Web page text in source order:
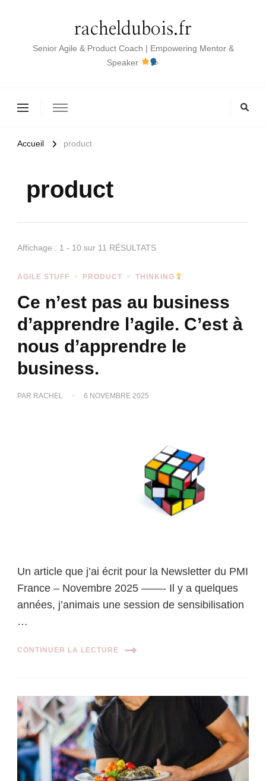
racheldubois.fr
Senior Agile & Product Coach | Empowering Mentor &
Speaker
Accueil product
product
Affichage : 1 - 10 sur 11 RÉSULTATS
AGILE STUFF PRODUCT THINKING
Ce n’est pas au business
d’apprendre l’agile. C’est à
nous d’apprendre le
business.
PAR RACHEL 6 NOVEMBRE 2025
Un article que j’ai écrit pour la Newsletter du PMI
France – Novembre 2025 ——- Il y a quelques
années, j’animais une session de sensibilisation
…
CONTINUER LA LECTURE